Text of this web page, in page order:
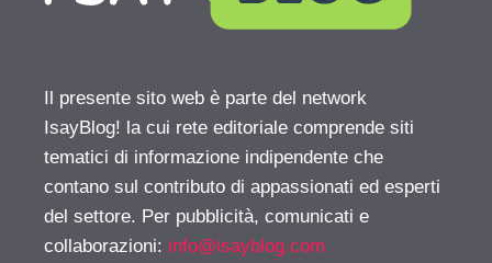
Il presente sito web è parte del network
IsayBlog! la cui rete editoriale comprende siti
tematici di informazione indipendente che
contano sul contributo di appassionati ed esperti
del settore. Per pubblicità, comunicati e
collaborazioni: info@isayblog.com